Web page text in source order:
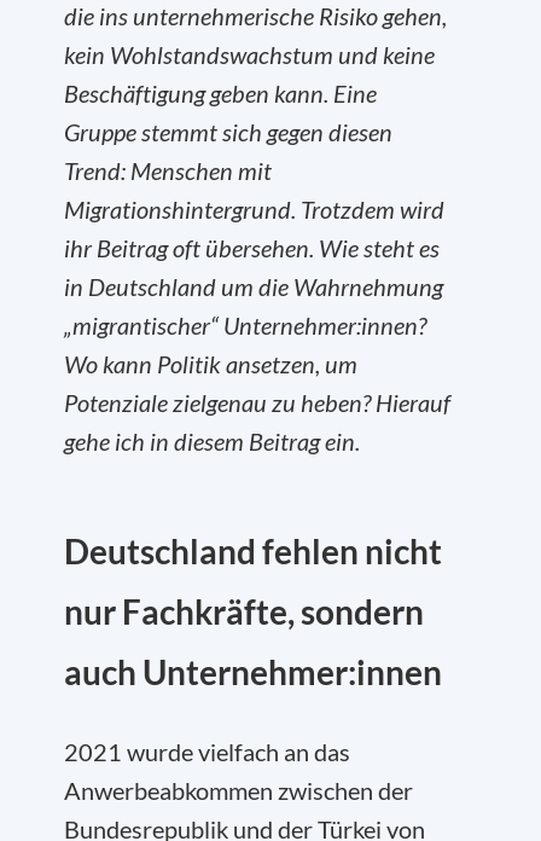
die ins unternehmerische Risiko gehen,
kein Wohlstandswachstum und keine
Beschäftigung geben kann. Eine
Gruppe stemmt sich gegen diesen
Trend: Menschen mit
Migrationshintergrund. Trotzdem wird
ihr Beitrag oft übersehen. Wie steht es
in Deutschland um die Wahrnehmung
„migrantischer“ Unternehmer:innen?
Wo kann Politik ansetzen, um
Potenziale zielgenau zu heben? Hierauf
gehe ich in diesem Beitrag ein.
Deutschland fehlen nicht
nur Fachkräfte, sondern
auch Unternehmer:innen
2021 wurde vielfach an das
Anwerbeabkommen zwischen der
Bundesrepublik und der Türkei von